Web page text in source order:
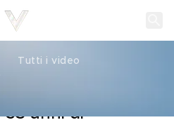
Tutti i video
53 anni di